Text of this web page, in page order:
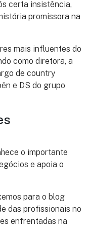
certa insistência,
promissora na
mais influentes do
como diretora, a
de country
e DS do grupo
o importante
e apoia o
para o blog
das profissionais no
enfrentadas na